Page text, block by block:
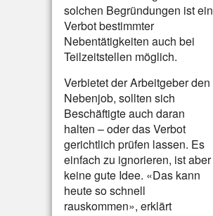
solchen Begründungen ist ein
Verbot bestimmter
Nebentätigkeiten auch bei
Teilzeitstellen möglich.
Verbietet der Arbeitgeber den
Nebenjob, sollten sich
Beschäftigte auch daran
halten – oder das Verbot
gerichtlich prüfen lassen. Es
einfach zu ignorieren, ist aber
keine gute Idee. «Das kann
heute so schnell
rauskommen», erklärt